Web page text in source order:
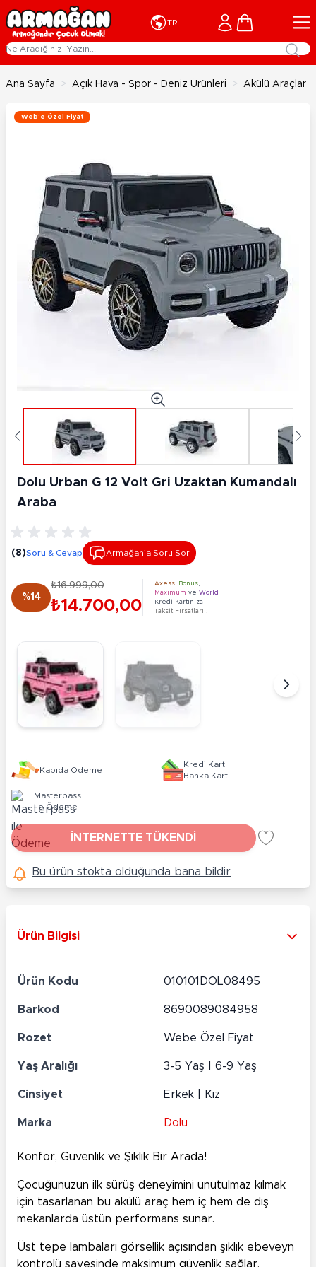
İçeriğe geç
TR Cart
Ana Sayfa > Açık Hava - Spor - Deniz Ürünleri > Akülü Araçlar
Web'e Özel Fiyat
Dolu Urban G 12 Volt Gri Uzaktan Kumandalı
Araba
(8)Soru & Cevap Armağan’a Soru Sor
%14
₺16.999,00
₺14.700,00
Axess Bonus
Maximum ve World
Kredi Kartınıza
Taksit Fırsatları !
Kapıda Ödeme
Kredi Kartı
Banka Kartı
Masterpass
ile Ödeme
İNTERNETTE TÜKENDİ
Bu ürün stokta olduğunda bana bildir
Ürün Bilgisi
Ürün Kodu 010101DOL08495
Barkod 8690089084958
Rozet Webe Özel Fiyat
Yaş Aralığı 3-5 Yaş | 6-9 Yaş
Cinsiyet Erkek | Kız
Marka Dolu
Konfor, Güvenlik ve Şıklık Bir Arada!
Çocuğunuzun ilk sürüş deneyimini unutulmaz kılmak
için tasarlanan bu akülü araç hem iç hem de dış
mekanlarda üstün performans sunar.
Üst tepe lambaları görsellik açısından şıklık ebeveyn
kontrolü sayesinde maksimum güvenlik sağlar.